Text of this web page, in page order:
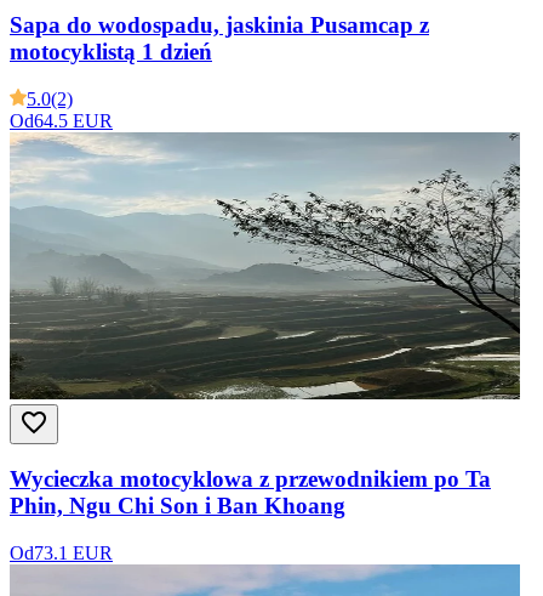
Sapa do wodospadu, jaskinia Pusamcap z
motocyklistą 1 dzień
5.0(2)
Od64.5 EUR
Wycieczka motocyklowa z przewodnikiem po Ta
Phin, Ngu Chi Son i Ban Khoang
Od73.1 EUR